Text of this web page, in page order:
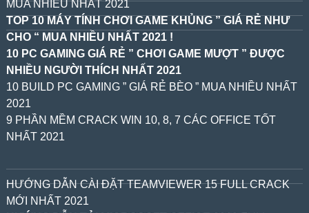
MUA NHIỀU NHẤT 2021
TOP 10 MÁY TÍNH CHƠI GAME KHỦNG ” GIÁ RẺ NHƯ
CHO “ MUA NHIỀU NHẤT 2021 !
10 PC GAMING GIÁ RẺ ” CHƠI GAME MƯỢT ” ĐƯỢC
NHIỀU NGƯỜI THÍCH NHẤT 2021
10 BUILD PC GAMING ” GIÁ RẺ BÈO ” MUA NHIỀU NHẤT
2021
9 PHẦN MỀM CRACK WIN 10, 8, 7 CÁC OFFICE TỐT
NHẤT 2021
HƯỚNG DẪN CÀI ĐẶT TEAMVIEWER 15 FULL CRACK
MỚI NHẤT 2021